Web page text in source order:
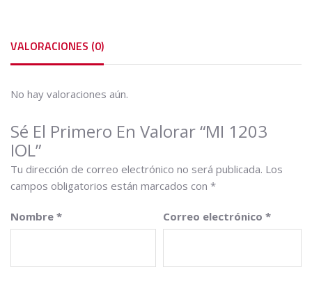
VALORACIONES (0)
No hay valoraciones aún.
Sé El Primero En Valorar “MI 1203
IOL”
Tu dirección de correo electrónico no será publicada. Los
campos obligatorios están marcados con *
Nombre * Correo electrónico *